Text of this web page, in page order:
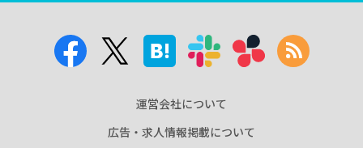
運営会社について
広告・求人情報掲載について